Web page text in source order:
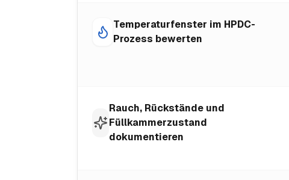
Temperaturfenster im HPDC-
Prozess bewerten
Rauch, Rückstände und
Füllkammerzustand
dokumentieren